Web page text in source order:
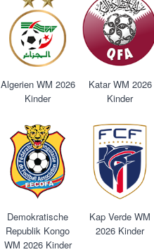
Algerien WM 2026
Kinder
Katar WM 2026
Kinder
Demokratische
Republik Kongo
WM 2026 Kinder
Kap Verde WM
2026 Kinder